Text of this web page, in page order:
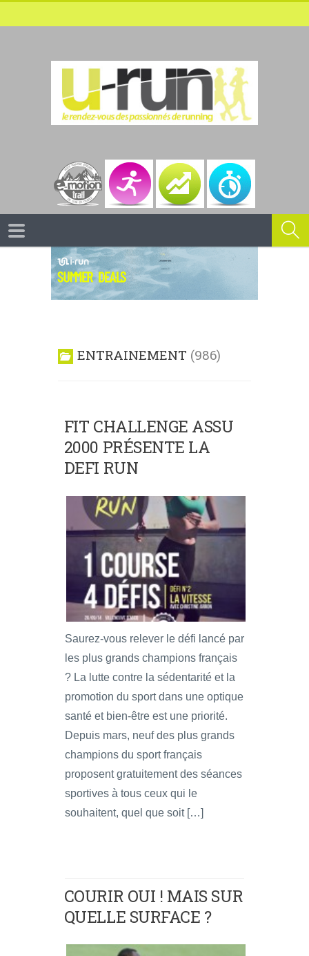
ENTRAINEMENT 986
FIT CHALLENGE ASSU
2000 PRÉSENTE LA
DEFI RUN
Saurez-vous relever le défi lancé par
les plus grands champions français
? La lutte contre la sédentarité et la
promotion du sport dans une optique
santé et bien-être est une priorité.
Depuis mars, neuf des plus grands
champions du sport français
proposent gratuitement des séances
sportives à tous ceux qui le
souhaitent, quel que soit […]
COURIR OUI ! MAIS SUR
QUELLE SURFACE ?